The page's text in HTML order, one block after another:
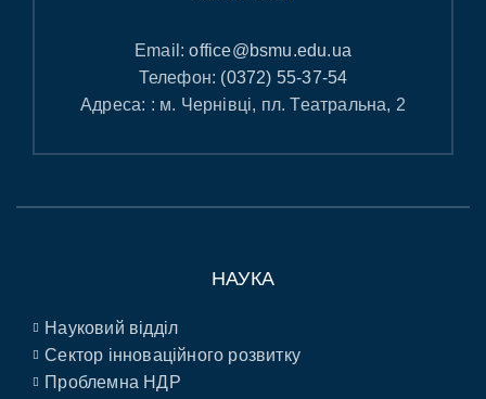
Email:office@bsmu.edu.ua
Телефон: (0372) 55-37-54
Адреса: : м. Чернівці, пл. Театральна, 2
НАУКА
Науковий відділ
Сектор інноваційного розвитку
Проблемна НДР